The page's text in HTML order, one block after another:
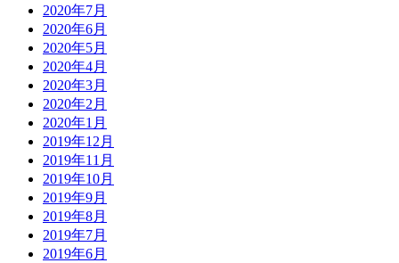
2020年7月
2020年6月
2020年5月
2020年4月
2020年3月
2020年2月
2020年1月
2019年12月
2019年11月
2019年10月
2019年9月
2019年8月
2019年7月
2019年6月